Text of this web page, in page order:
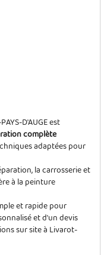
D'AUGE est
complète
adaptées pour
la carrosserie et
à la peinture
et rapide pour
et d'un devis
sur site à Livarot-